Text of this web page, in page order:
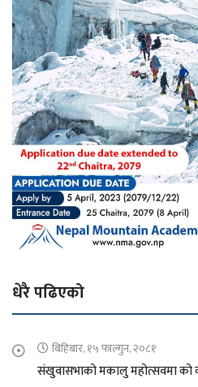
धेरै पढिएको
बिहिबार, १५ फाल्गुन, २०८१
संखुवासभाको मकालु महोत्सवमा को